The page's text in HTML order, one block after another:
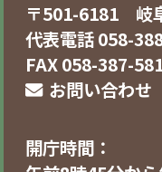
〒501-6181 岐
代表電話 058-
FAX 058-387-
お問い合わせ
開庁時間：